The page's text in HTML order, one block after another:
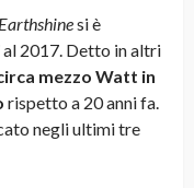
Earthshinesi è
2017. Detto in altri
mezzo Watt in
rispetto a 20 anni fa.
negli ultimi tre